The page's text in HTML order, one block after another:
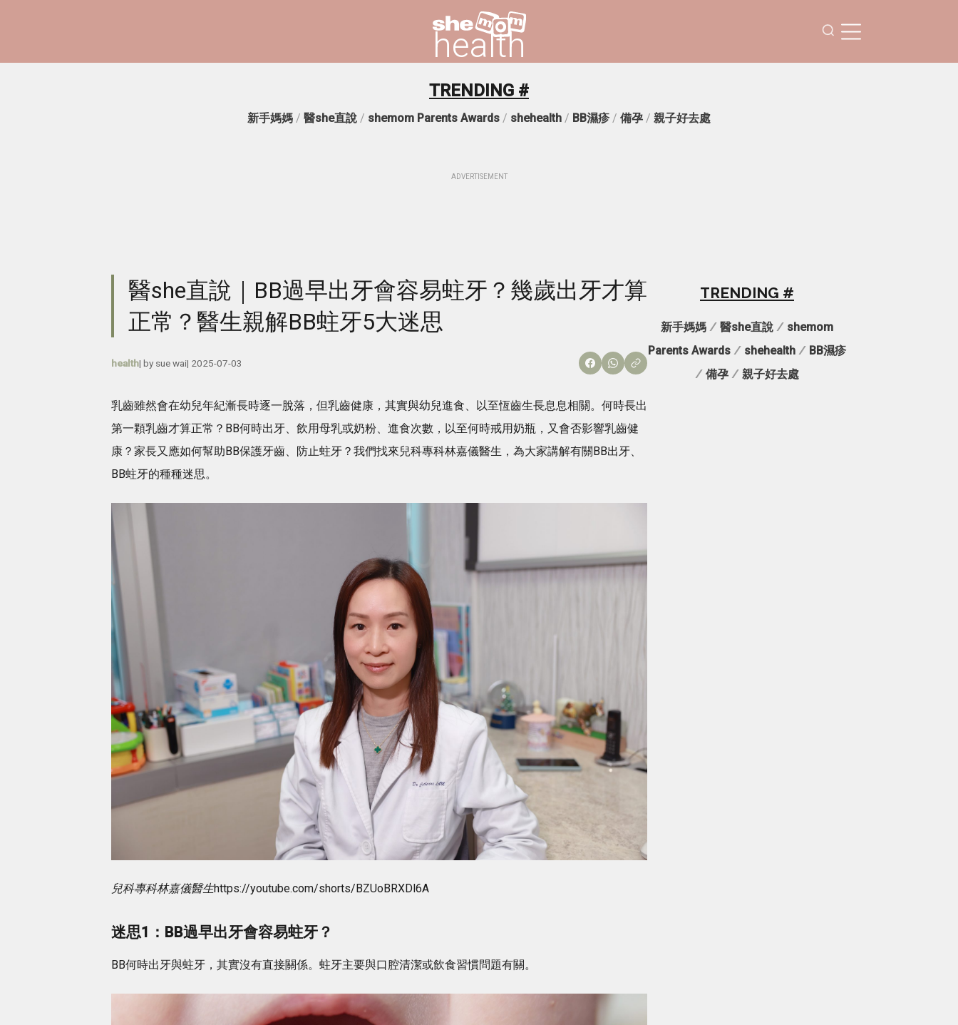
health
TRENDING #
新手媽媽 / 醫she直說 / shemom Parents Awards / shehealth / BB濕疹 / 備孕 / 親子好去處
ADVERTISEMENT
醫she直說｜BB過早出牙會容易蛀牙？幾歲出牙才算
正常？醫生親解BB蛀牙5大迷思
health| by sue wai| 2025-07-03
乳齒雖然會在幼兒年紀漸長時逐一脫落，但乳齒健康，其實與幼兒進食、以至恆齒生長息息相關。何時長出
第一顆乳齒才算正常？BB何時出牙、飲用母乳或奶粉、進食次數，以至何時戒用奶瓶，又會否影響乳齒健
康？家長又應如何幫助BB保護牙齒、防止蛀牙？我們找來兒科專科林嘉儀醫生，為大家講解有關BB出牙、
BB蛀牙的種種迷思。
兒科專科林嘉儀醫生https://youtube.com/shorts/BZUoBRXDl6A
迷思1：BB過早出牙會容易蛀牙？
BB何時出牙與蛀牙，其實沒有直接關係。蛀牙主要與口腔清潔或飲食習慣問題有關。
TRENDING #
新手媽媽 / 醫she直說 / shemom
Parents Awards / shehealth / BB濕疹
/ 備孕 / 親子好去處